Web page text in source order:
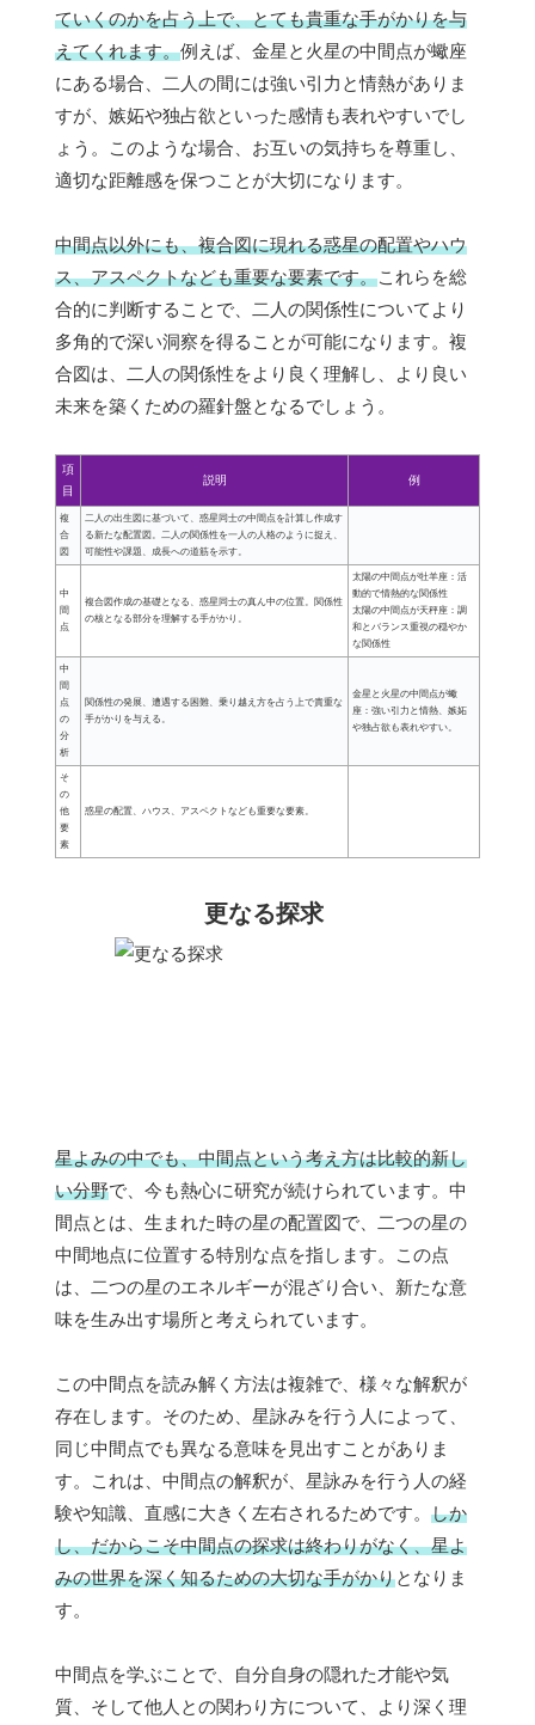
ていくのかを占う上で、とても貴重な手がかりを与
えてくれます。例えば、金星と火星の中間点が蠍座
にある場合、二人の間には強い引力と情熱がありま
すが、嫉妬や独占欲といった感情も表れやすいでし
ょう。このような場合、お互いの気持ちを尊重し、
適切な距離感を保つことが大切になります。
中間点以外にも、複合図に現れる惑星の配置やハウ
ス、アスペクトなども重要な要素です。これらを総
合的に判断することで、二人の関係性についてより
多角的で深い洞察を得ることが可能になります。複
合図は、二人の関係性をより良く理解し、より良い
未来を築くための羅針盤となるでしょう。
項
目
説明 例
複
合
図
二人の出生図に基づいて、惑星同士の中間点を計算し作成す
る新たな配置図。二人の関係性を一人の人格のように捉え、
可能性や課題、成長への道筋を示す。
中
間
点
複合図作成の基礎となる、惑星同士の真ん中の位置。関係性
の核となる部分を理解する手がかり。
太陽の中間点が牡羊座：活
動的で情熱的な関係性
太陽の中間点が天秤座：調
和とバランス重視の穏やか
な関係性
中
間
点
の
分
析
関係性の発展、遭遇する困難、乗り越え方を占う上で貴重な
手がかりを与える。
金星と火星の中間点が蠍
座：強い引力と情熱、嫉妬
や独占欲も表れやすい。
そ
の
他
要
素
惑星の配置、ハウス、アスペクトなども重要な要素。
更なる探求
星よみの中でも、中間点という考え方は比較的新し
い分野で、今も熱心に研究が続けられています。中
間点とは、生まれた時の星の配置図で、二つの星の
中間地点に位置する特別な点を指します。この点
は、二つの星のエネルギーが混ざり合い、新たな意
味を生み出す場所と考えられています。
この中間点を読み解く方法は複雑で、様々な解釈が
存在します。そのため、星詠みを行う人によって、
同じ中間点でも異なる意味を見出すことがありま
す。これは、中間点の解釈が、星詠みを行う人の経
験や知識、直感に大きく左右されるためです。 しか
し、だからこそ中間点の探求は終わりがなく、星よ
みの世界を深く知るための大切な手がかりとなりま
す。
中間点を学ぶことで、自分自身の隠れた才能や気
質、そして他人との関わり方について、より深く理